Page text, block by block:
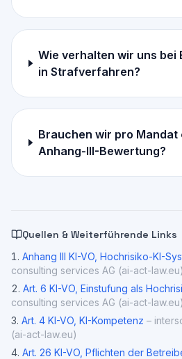
Wie verhalten wir uns bei
in Strafverfahren?
Brauchen wir pro Mandat
Anhang-III-Bewertung?
Quellen & Weiterführende Links
Anhang III KI-VO, Hochrisiko-KI-
consulting services AG (ai-act-law.eu)
Art. 6 KI-VO, Einstufung als
consulting services AG (ai-act-law.eu)
Art. 4 KI-VO, KI-Kompetenz –
(ai-act-law.eu)
Art. 26 KI-VO, Pflichten der